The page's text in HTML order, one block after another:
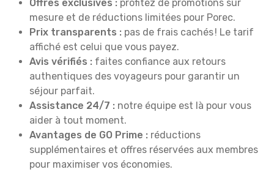
Offres exclusives : profitez de promotions sur
mesure et de réductions limitées pour Porec.
Prix transparents : pas de frais cachés ! Le tarif
affiché est celui que vous payez.
Avis vérifiés : faites confiance aux retours
authentiques des voyageurs pour garantir un
séjour parfait.
Assistance 24/7 : notre équipe est là pour vous
aider à tout moment.
Avantages de GO Prime : réductions
supplémentaires et offres réservées aux membres
pour maximiser vos économies.